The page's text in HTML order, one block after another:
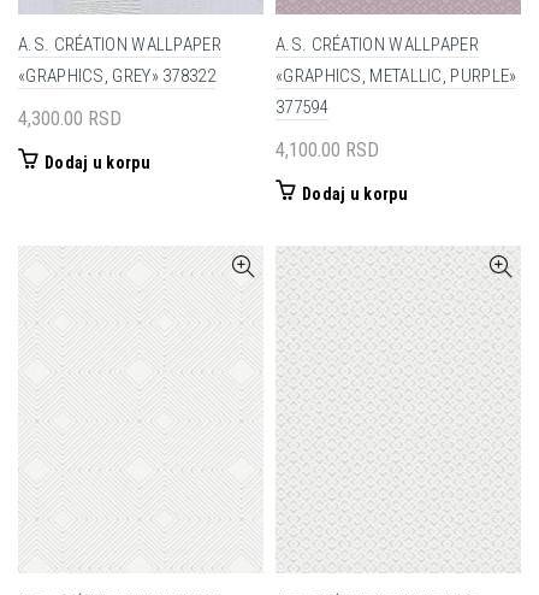
A.S. CRÉATION WALLPAPER
«GRAPHICS, GREY» 378322
4,300.00 RSD
Dodaj u korpu
A.S. CRÉATION WALLPAPER
«GRAPHICS, METALLIC, PURPLE»
377594
4,100.00 RSD
Dodaj u korpu